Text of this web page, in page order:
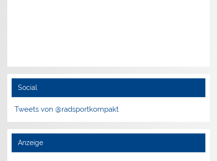
Social
Tweets von @radsportkompakt
Anzeige